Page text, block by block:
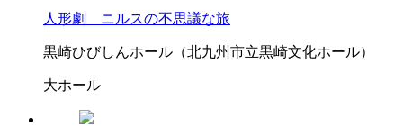
人形劇 ニルスの不思議な旅
黒崎ひびしんホール（北九州市立黒崎文化ホール）
大ホール